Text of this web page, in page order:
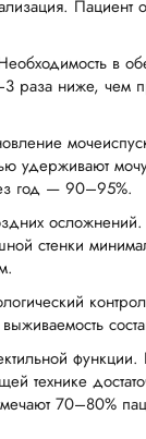
Пациент
в
раза ниже, чем
удерживают
год — 90–95%.
осложнений.
стенки
технике
70–80%